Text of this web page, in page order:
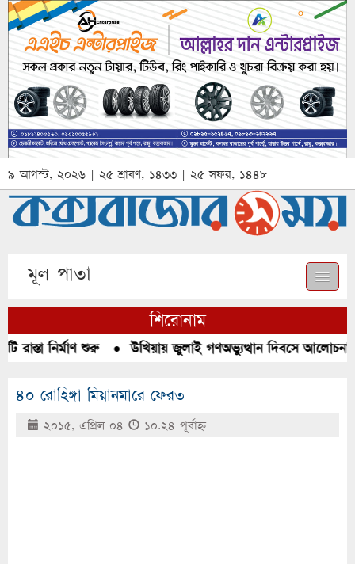
৯ আগস্ট, ২০২৬ | ২৫ শ্রাবণ, ১৪৩৩ | ২৫ সফর, ১৪৪৮
মূল পাতা
শিরোনাম
নির্মাণ শুরু● উখিয়ায় জুলাই গণঅভ্যুত্থান দিবসে আলোচনা,
৪০ রোহিঙ্গা মিয়ানমারে ফেরত
২০১৫, এপ্রিল ০৪ ১০:২৪ পূর্বাহ্ণ